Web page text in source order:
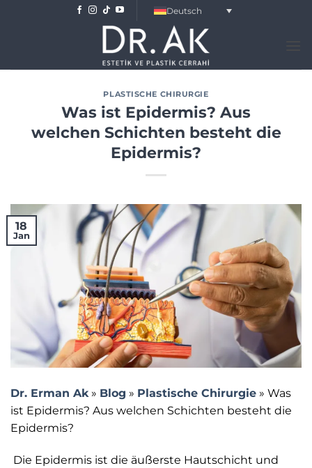
Deutsch
PLASTISCHE CHIRURGIE
Was ist Epidermis? Aus
welchen Schichten besteht die
Epidermis?
18
Jan
Dr. Erman Ak » Blog » Plastische Chirurgie » Was
ist Epidermis? Aus welchen Schichten besteht die
Epidermis?
Die Epidermis ist die äußerste Hautschicht und